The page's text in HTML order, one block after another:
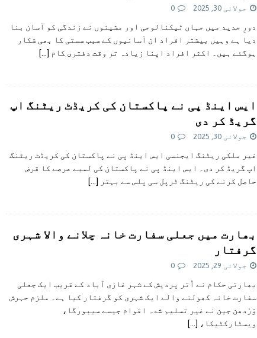
جولائی 30, 2025 0
دورِ جدید میں جہاں ٹیکنالوجی اور مشینوں نے زندگی کو آسان بنا
دیا ہے وہیں بیشتر افراد ان آسانیوں کے سبب سستی کا بھی شکار
ہوگئے ہیں۔ اکثر افراد اپنا زیادہ تر وقت دفتری کام […]
ایس اینڈ پی نے پاکستان کی کریڈٹ ریٹنگ اپ
گریڈ کر دی
جولائی 30, 2025 0
غیر ملکی ریٹنگ ایجنسی ایس اینڈ پی نے پاکستان کی کریڈٹ ریٹنگ
اپ گریڈ کر دی۔ ایس اینڈ پی نے پاکستان کی لمبے عرصے کا قرض
حاصل کرنے کی ریٹنگ ٹرپل سی پلس سے بہتر
[…]
بھارت میں جعلی سفارت خانہ چلانے والا شہری
گرفتار
جولائی 29, 2025 0
بھارتی حکام نے اُتر پردیش کے شہر غازی آباد کے قریب ایک جعلی
سفارت خانہ کھولنے والے ایک شہری کو گرفتار کیا ہے۔ ملزم حہرش
وَرْدھن جین نے غیر تسلیم شدہ اقوام جیسے سیبورگا،
ویسٹارکٹیکا، […]